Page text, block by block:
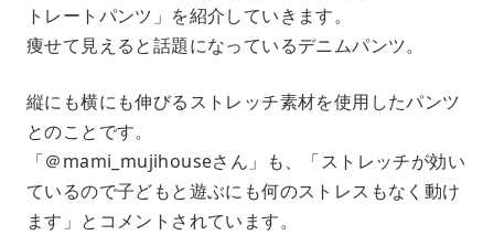
トレートパンツ」を紹介していきます。
痩せて見えると話題になっているデニムパンツ。
縦にも横にも伸びるストレッチ素材を使用したパンツ
とのことです。
「＠mami_mujihouseさん」も、「ストレッチが効い
ているので子どもと遊ぶにも何のストレスもなく動け
ます」とコメントされています。